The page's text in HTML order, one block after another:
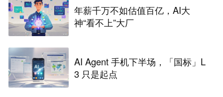
年薪千万不如估值百亿，AI大
神“看不上”大厂
AI Agent 手机下半场，「国标」L
3 只是起点